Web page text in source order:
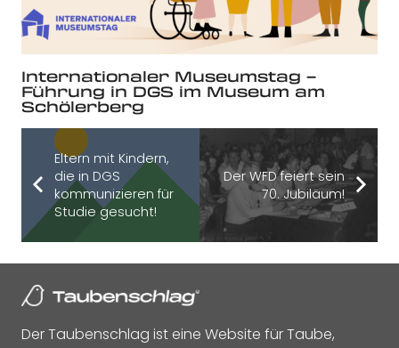
Internationaler Museumstag –
Führung in DGS im Museum am
Schölerberg
Eltern mit Kindern,
die in DGS
kommunizieren für
Studie gesucht!
Der WFD feiert sein
70. Jubiläum!
Der Taubenschlag ist eine Website für Taube,